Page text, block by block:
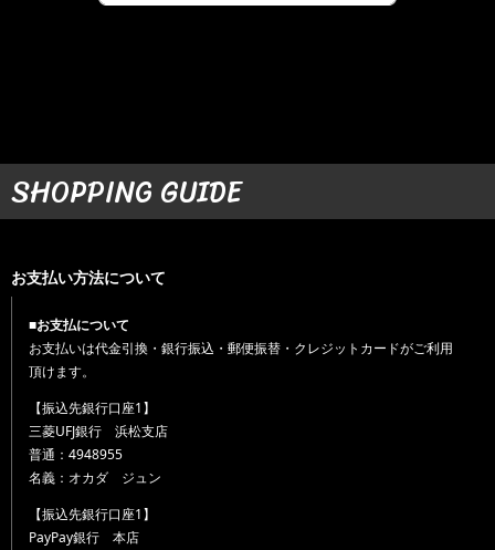
SHOPPING GUIDE
お支払い方法について
■お支払について
お支払いは代金引換・銀行振込・郵便振替・クレジットカードがご利用
頂けます。
【振込先銀行口座1】
三菱UFJ銀行 浜松支店
普通：4948955
名義：オカダ ジュン
【振込先銀行口座1】
PayPay銀行 本店